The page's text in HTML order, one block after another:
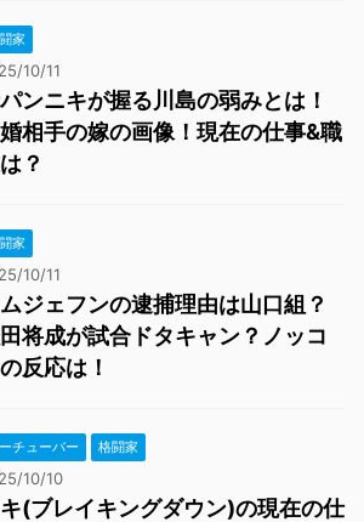
家
10/11
ンニキが握る川島の弱みとは！
相手の嫁の画像！現在の仕事&職
？
家
10/11
ジェフンの逮捕理由は山口組？
将成が試合ドタキャン？ノッコ
反応は！
チューバー 格闘家
10/10
キ(ブレイキングダウン)の現在の仕